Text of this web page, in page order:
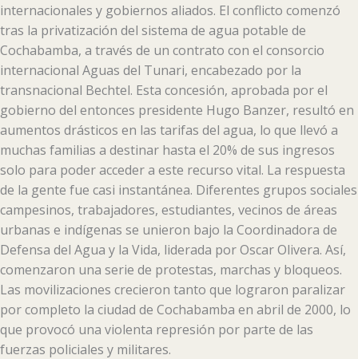
internacionales y gobiernos aliados. El conflicto comenzó
tras la privatización del sistema de agua potable de
Cochabamba, a través de un contrato con el consorcio
internacional Aguas del Tunari, encabezado por la
transnacional Bechtel. Esta concesión, aprobada por el
gobierno del entonces presidente Hugo Banzer, resultó en
aumentos drásticos en las tarifas del agua, lo que llevó a
muchas familias a destinar hasta el 20% de sus ingresos
solo para poder acceder a este recurso vital. La respuesta
de la gente fue casi instantánea. Diferentes grupos sociales
campesinos, trabajadores, estudiantes, vecinos de áreas
urbanas e indígenas se unieron bajo la Coordinadora de
Defensa del Agua y la Vida, liderada por Oscar Olivera. Así,
comenzaron una serie de protestas, marchas y bloqueos.
Las movilizaciones crecieron tanto que lograron paralizar
por completo la ciudad de Cochabamba en abril de 2000, lo
que provocó una violenta represión por parte de las
fuerzas policiales y militares.